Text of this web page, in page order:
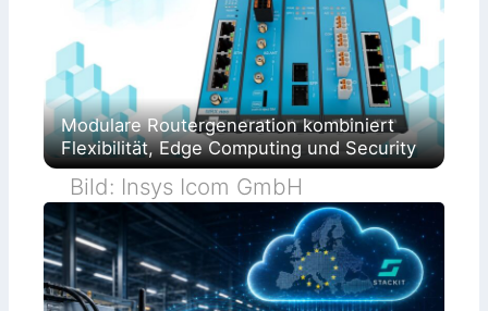
Modulare Routergeneration kombiniert
Flexibilität, Edge Computing und Security
Bild: Insys Icom GmbH